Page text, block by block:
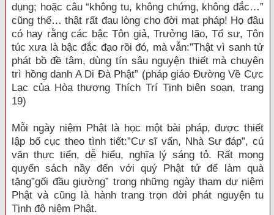
dụng; hoặc câu “không tu, không chứng, không đắc…”
cũng thế… thật rất đau lòng cho đời mạt pháp! Họ đâu
có hay rằng các bậc Tôn giả, Trưởng lão, Tổ sư, Tôn
túc xưa là bậc đắc đạo rồi đó, mà vẫn:”Thật vì sanh tử
phát bồ đề tâm, dùng tín sâu nguyện thiết mà chuyên
trì hồng danh A Di Đà Phật” (pháp giáo Đường Về Cực
Lạc của Hòa thượng Thích Trí Tịnh biên soạn, trang
19)
Mỗi ngày niệm Phật là học một bài pháp, được thiết
lập bố cục theo tình tiết:”Cư sĩ vấn, Nhà Sư đáp”, cú
văn thực tiển, dễ hiểu, nghĩa lý sáng tỏ. Rất mong
quyển sách nầy đến với quý Phật tử để làm quà
tặng”gối đầu giường” trong những ngày tham dự niệm
Phật và cũng là hành trang trọn đời phát nguyện tu
Tịnh độ niệm Phật.